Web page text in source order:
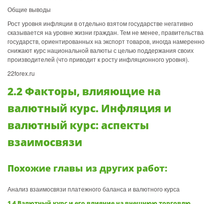
Общие выводы
Рост уровня инфляции в отдельно взятом государстве негативно
сказывается на уровне жизни граждан. Тем не менее, правительства
государств, ориентированных на экспорт товаров, иногда намеренно
снижают курс национальной валюты с целью поддержания своих
производителей (что приводит к росту инфляционного уровня).
22forex.ru
2.2 Факторы, влияющие на
валютный курс. Инфляция и
валютный курс: аспекты
взаимосвязи
Похожие главы из других работ:
Анализ взаимосвязи платежного баланса и валютного курса